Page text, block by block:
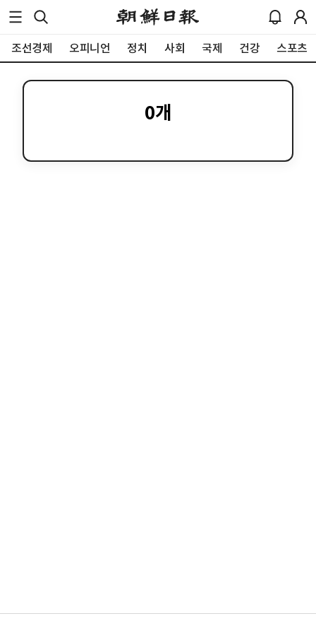
조선경제 오피니언 정치 사회 국제 건강 스포츠
0개